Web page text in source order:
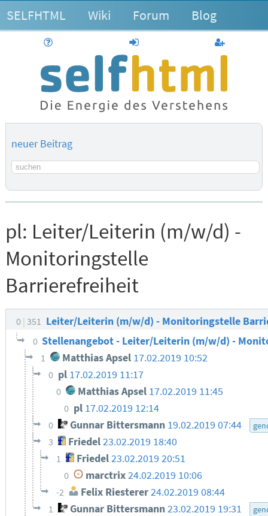
SELFHTML Wiki Forum Blog
anmelden
neuer Beitrag
Suchbegriff
pl: Leiter/Leiterin (m/w/d) -
Monitoringstelle
Barrierefreiheit
0 351 Leiter/Leiterin (m/w/d) - Monitoringstelle
0 Stellenangebot - Leiter/Leiterin (m/w/d) -
1 Matthias Apsel 17.02.2019 10:52
0 pl 17.02.2019 11:17
0 Matthias Apsel 17.02.2019 11:45
0 pl 17.02.2019 12:14
0 Gunnar Bittersmann 19.02.2019 07:44
3 Friedel23.02.2019 18:40
1 Friedel 23.02.2019 20:51
0 marctrix24.02.2019 10:06
-2 Felix Riesterer24.02.2019 08:44
1 Gunnar Bittersmann23.02.2019 19:31